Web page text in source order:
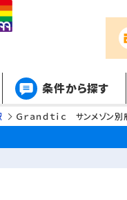
条件から探す
Ｇｒａｎｄｔｉｃ サンメゾン別